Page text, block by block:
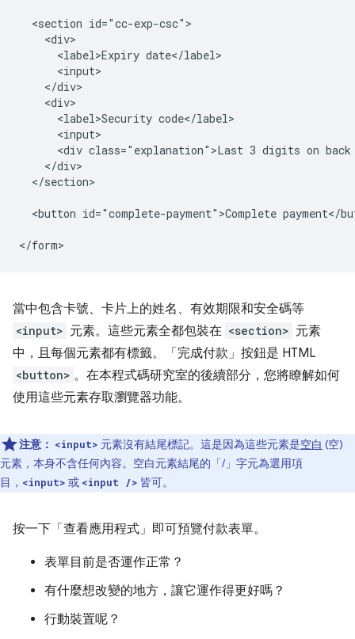
  <section id="cc-exp-csc">
    <div>
      <label>Expiry date</label>
      <input>
    </div>
    <div>
      <label>Security code</label>
      <input>
<div class="explanation">Last 3 digits on back
    </div>
  </section>
<button id="complete-payment">Complete payment</
當中包含卡號、卡片上的姓名、有效期限和安全碼等
<input> 元素。這些元素全都包裝在 <section> 元素
中，且每個元素都有標籤。「完成付款」 按鈕是 HTML
<button> 。在本程式碼研究室的後續部分，您將瞭解如何
使用這些元素存取瀏覽器功能。
注意： <input> 元素沒有結尾標記。這是因為這些元素是空白 (空)
元素，本身不含任何內容。空白元素結尾的「/」字元為選用項
目， <input> 或 <input /> 皆可。
按一下「查看應用程式」 即可預覽付款表單。
表單目前是否運作正常？
有什麼想改變的地方，讓它運作得更好嗎？
行動裝置呢？